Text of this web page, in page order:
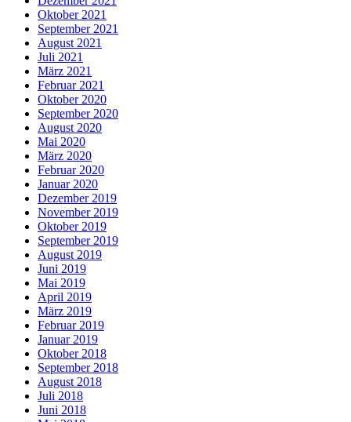
Oktober 2021
September 2021
August 2021
Juli 2021
März 2021
Februar 2021
Oktober 2020
September 2020
August 2020
Mai 2020
März 2020
Februar 2020
Januar 2020
Dezember 2019
November 2019
Oktober 2019
September 2019
August 2019
Juni 2019
Mai 2019
April 2019
März 2019
Februar 2019
Januar 2019
Oktober 2018
September 2018
August 2018
Juli 2018
Juni 2018